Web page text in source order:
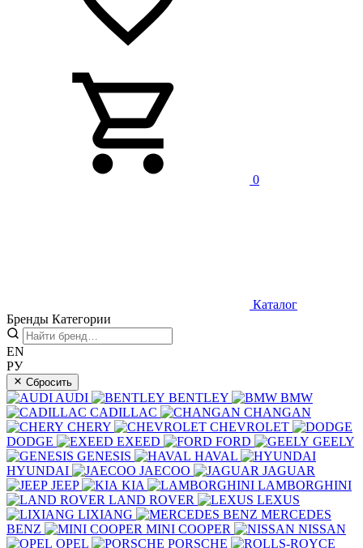
0
Каталог
Бренды Категории
EN
РУ
Сбросить
AUDI BENTLEY
BMW
CADILLAC
CHANGAN
CHERY
CHEVROLET
DODGE
EXEED FORD
GEELY
GENESIS
HAVAL
HYUNDAI
JAECOO
JAGUAR
JEEP
KIA
LAMBORGHINI
LAND ROVER
LEXUS
LIXIANG
MERCEDES
BENZ
MINI COOPER
NISSAN
OPEL
PORSCHE